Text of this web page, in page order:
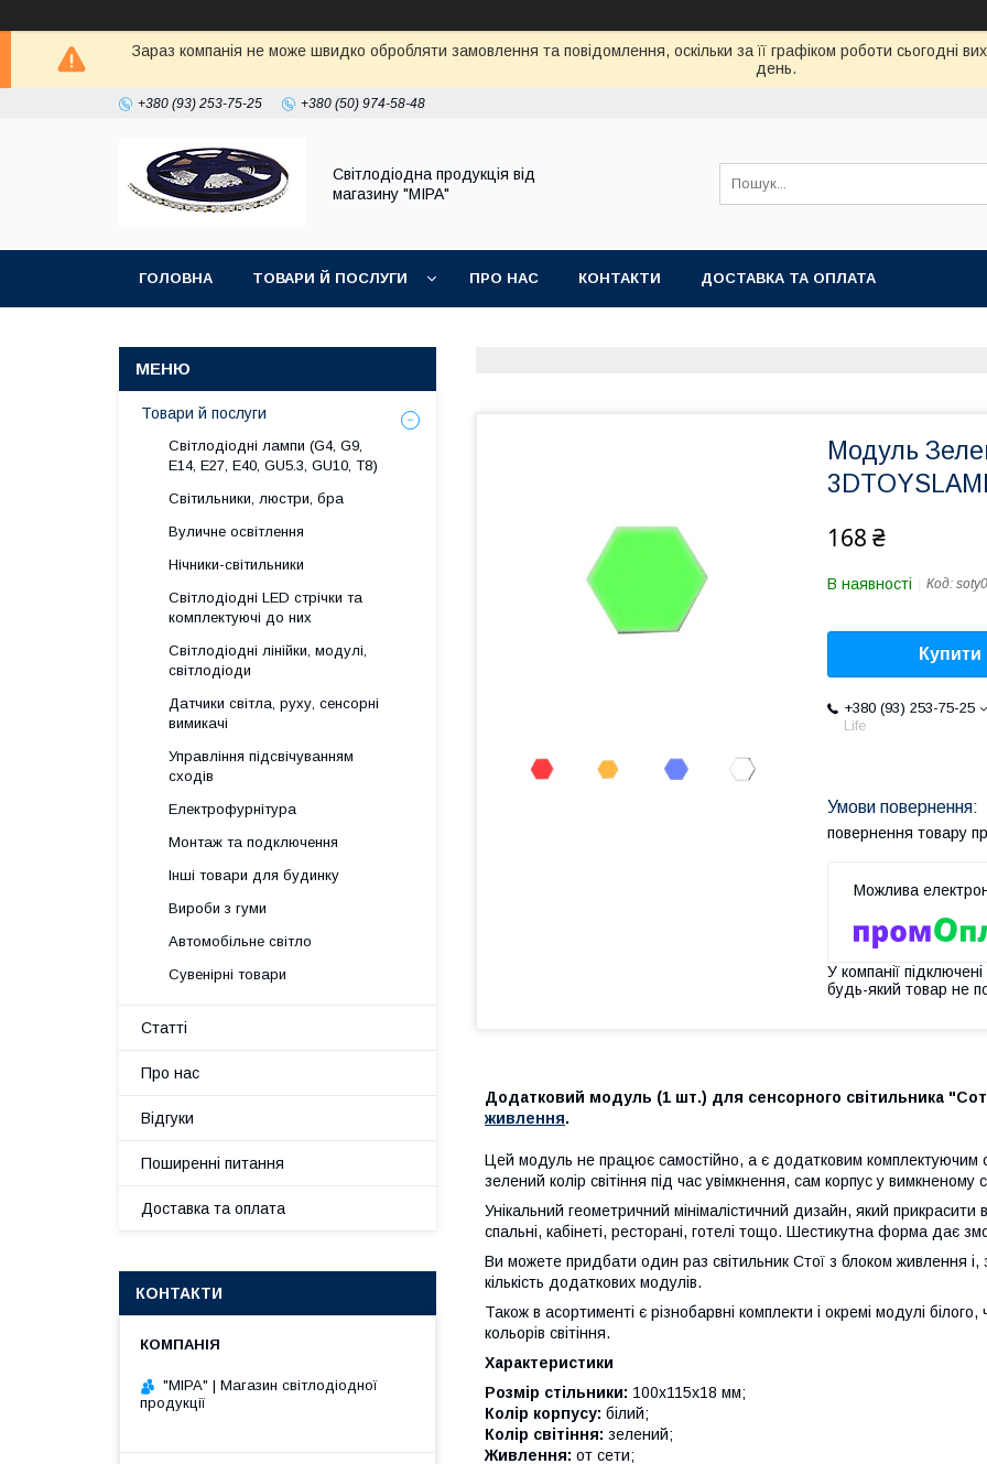
Зараз компанія не може швидко обробляти замовлення та повідомлення, оскільки за її графіком роботи сьогодні
день.
+380 (93) 253-75-25 +380 (50) 974-58-48
Світлодіодна продукція від
магазину "МІРА"
ГОЛОВНА ТОВАРИ Й ПОСЛУГИ ПРО НАС КОНТАКТИ ДОСТАВКА ТА ОПЛАТА
Модуль
168 ₴
В наявності Код:
Купити
+380 (93) 253-75-25
Life
повернення товару
У компанії
будь-який товар не
Додатковий модуль (1 шт.) для сенсорного світильника
живлення.
Цей модуль не працює самостійно, а є додатковим комплектуючим
зелений колір світіння під час увімкнення, сам корпус у вимкненому
Унікальний геометричний мінімалістичний дизайн, який
спальні, кабінеті, ресторані, готелі тощо. Шестикутна форма дає
Ви можете придбати один раз світильник Стої з блоком живлення
кількість додаткових модулів.
Також в асортименті є різнобарвні комплекти і окремі модулі
кольорів світіння.
Характеристики
Розмір стільники: 100х115х18 мм;
Колір корпусу: білий;
Колір світіння: зелений;
Живлення: от сети;
Товари й послуги
Світлодіодні лампи (G4, G9,
E14, E27, Е40, GU5.3, GU10, Т8)
Світильники, люстри, бра
Вуличне освітлення
Нічники-світильники
Світлодіодні LED стрічки та
комплектуючі до них
Світлодіодні лінійки, модулі,
світлодіоди
Датчики світла, руху, сенсорні
вимикачі
Управління підсвічуванням
сходів
Електрофурнітура
Монтаж та подключення
Інші товари для будинку
Вироби з гуми
Автомобільне світло
Сувенірні товари
Статті
Про нас
Відгуки
Поширенні питання
Доставка та оплата
КОНТАКТИ
"МІРА" | Магазин світлодіодної
продукції